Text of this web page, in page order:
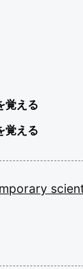
覚える
覚える